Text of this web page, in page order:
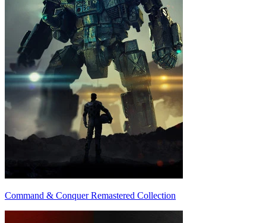
Command & Conquer Remastered Collection